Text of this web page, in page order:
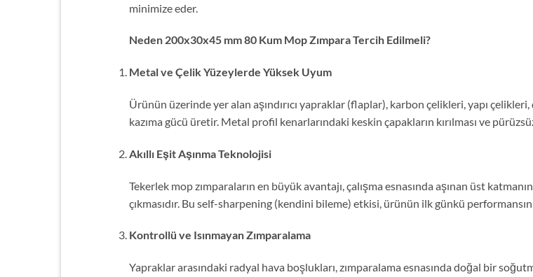
minimize eder.
Neden 200x30x45 mm 80 Kum Mop Zımpara Tercih Edilmeli?
Metal ve Çelik Yüzeylerde Yüksek Uyum
Ürünün üzerinde yer alan aşındırıcı yapraklar (flaplar), karbon çelikleri, yapı
kazıma gücü üretir. Metal profil kenarlarındaki keskin çapakların kırılması ve
Akıllı Eşit Aşınma Teknolojisi
Tekerlek mop zımparaların en büyük avantajı, çalışma esnasında aşınan üst
çıkmasıdır. Bu self-sharpening (kendini bileme) etkisi, ürünün ilk günkü
Kontrollü ve Isınmayan Zımparalama
Yapraklar arasındaki radyal hava boşlukları, zımparalama esnasında doğal bir